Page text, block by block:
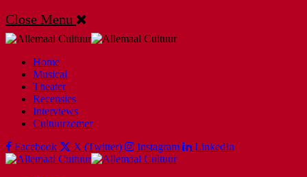
Close Menu
Home
Musical
Theater
Recensies
Interviews
Cultuurzomer
Facebook
X (Twitter) Instagram LinkedIn